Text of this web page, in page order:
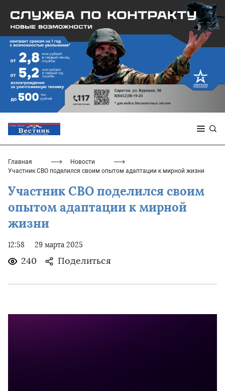
Главная
Новости
Участник СВО поделился своим опытом адаптации к мирной жизни
Участник СВО поделился своим
опытом адаптации к мирной
жизни
12:58 29 марта 2025
240 Поделиться